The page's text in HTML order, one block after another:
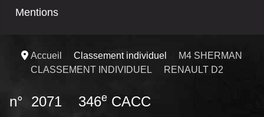
Mentions
Accueil Classement individuel
M4 SHERMAN
CLASSEMENT INDIVIDUEL
RENAULT D2
n° 2071 346e CACC